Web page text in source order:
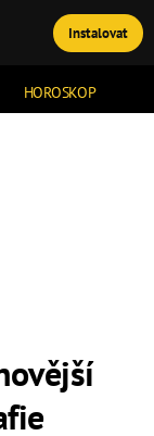
HOROSKOP
TÉMATA
Instalovat